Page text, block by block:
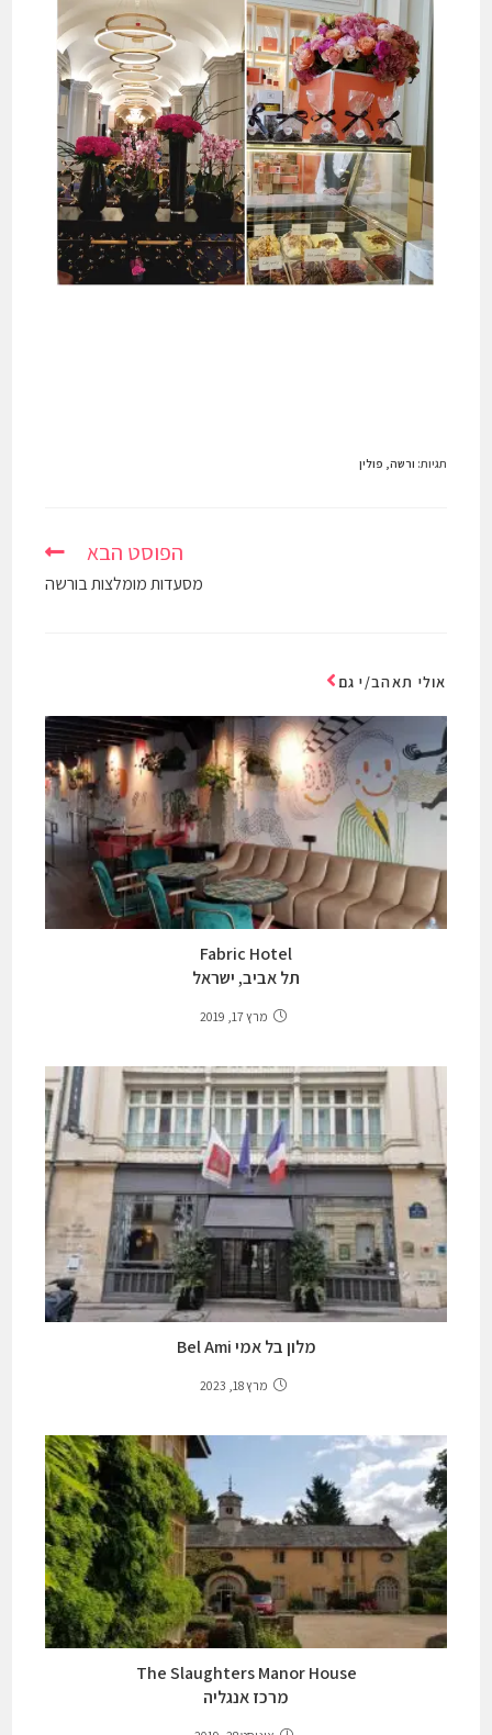
תגיות: ורשה, פולין
הפוסט הבא
מסעדות מומלצות בורשה
אולי תאהב/י גם
Fabric Hotel
תל אביב, ישראל
מרץ 17, 2019
מלון בל אמי Bel Ami
מרץ 18, 2023
The Slaughters Manor House
מרכז אנגליה